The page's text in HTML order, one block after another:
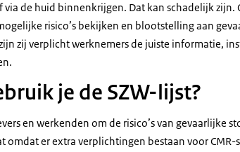
de huid binnenkrijgen. Dat kan schadelijk zijn.
risico’s bekijken en blootstelling aan
zij verplicht werknemers de juiste informatie,
je de SZW-lijst?
en werkenden om de risico’s van gevaarlijke
omdat er extra verplichtingen bestaan voor